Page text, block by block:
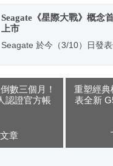
Seagate《星際大戰》概念
上市
Seagate 於今（3/10）日發表
數三個月！
認證官方帳
文章
重塑經典
表全新